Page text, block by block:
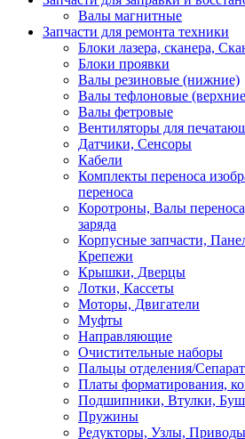
Валы магнитные
Запчасти для ремонта техники
Блоки лазера, сканера,
Блоки проявки
Валы резиновые (нижние)
Валы тефлоновые
Валы фетровые
Вентиляторы для
Датчики, Сенсоры
Кабели
Комплекты переноса
переноса
Коротроны, Валы
заряда
Корпусные запчасти,
Крепежи
Крышки, Дверцы
Лотки, Кассеты
Моторы, Двигатели
Муфты
Направляющие
Очистительные наборы
Пальцы отделения/
Платы форматирования,
Подшипники, Втулки,
Пружины
Редукторы, Узлы, Приводы